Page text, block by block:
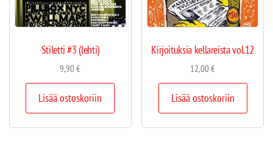
Stiletti #3 (lehti)
9,90€
Lisää ostoskoriin
Kirjoituksia kellareista vol.12
12,00€
Lisää ostoskoriin